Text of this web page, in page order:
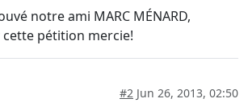
notre ami MARC MÉNARD,
pétition mercie!
#2 Jun 26, 2013, 02:50